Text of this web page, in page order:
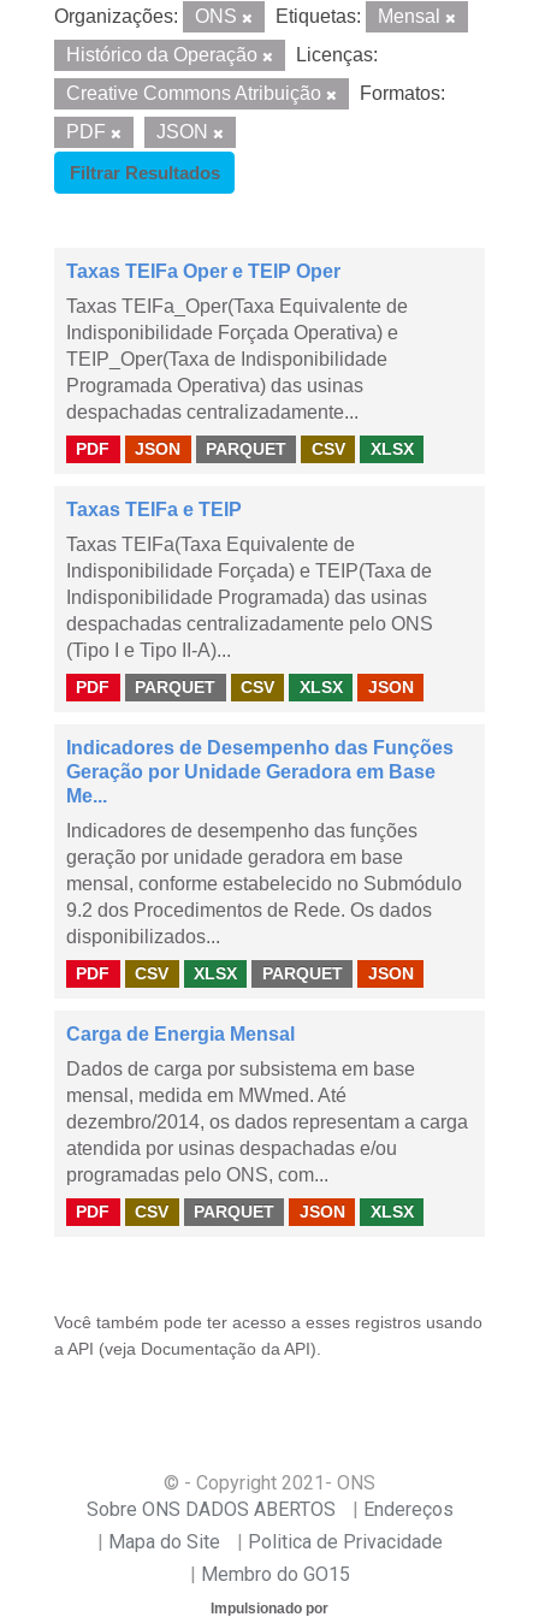
Organizações: ONS Etiquetas:
Mensal
Histórico da Operação
Licenças:
Creative Commons Atribuição
Formatos:
PDF
JSON
Filtrar Resultados
Taxas TEIFa Oper e TEIP Oper
Taxas TEIFa_Oper(Taxa Equivalente de
Indisponibilidade Forçada Operativa) e
TEIP_Oper(Taxa de Indisponibilidade
Programada Operativa) das usinas
despachadas centralizadamente...
PDF JSON PARQUET CSV XLSX
Taxas TEIFa e TEIP
Taxas TEIFa(Taxa Equivalente de
Indisponibilidade Forçada) e TEIP(Taxa de
Indisponibilidade Programada) das usinas
despachadas centralizadamente pelo ONS
(Tipo I e Tipo II-A)...
PDF PARQUET CSV XLSX JSON
Indicadores de Desempenho das Funções
Geração por Unidade Geradora em Base
Me...
Indicadores de desempenho das funções
geração por unidade geradora em base
mensal, conforme estabelecido no Submódulo
9.2 dos Procedimentos de Rede. Os dados
disponibilizados...
PDF CSV XLSX PARQUET JSON
Carga de Energia Mensal
Dados de carga por subsistema em base
mensal, medida em MWmed. Até
dezembro/2014, os dados representam a carga
atendida por usinas despachadas e/ou
programadas pelo ONS, com...
PDF CSV PARQUET JSON XLSX
Você também pode ter acesso a esses registros usando
a API (veja Documentação da API ).
© - Copyright 2021 - ONS
Sobre ONS DADOS ABERTOS
Endereços
Mapa do Site
Politica de Privacidade
Membro do GO15
Impulsionado por